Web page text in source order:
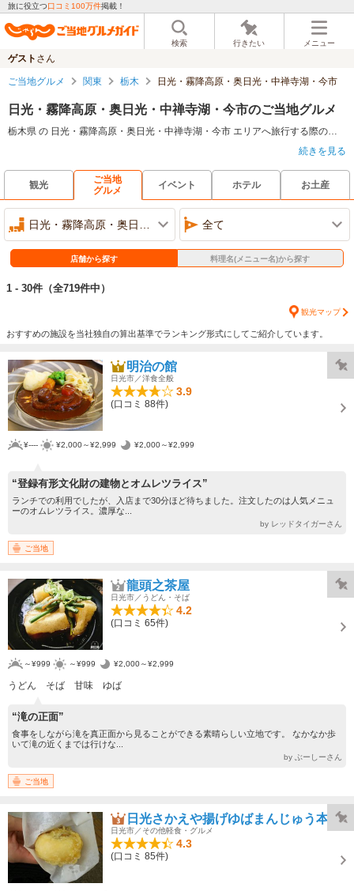
旅に役立つ口コミ100万件掲載！
検索 行きたい メニュー
ゲスト さん
ご当地グルメ 関東 栃木 日光・霧降高原・奥日光・中禅寺湖・今市
日光・霧降高原・奥日光・中禅寺湖・今市のご当地グルメ
栃木県 の 日光・霧降高原・奥日光・中禅寺湖・今市 エリアへ旅行する際のグルメとしては、日光エリアの湯葉を使った「湯葉料理」、霧降高原エリアの特産品の「とちぎ霧降高原牛」を使った牛肉料理、奥日光で獲れたマスを山椒で煮込んだ「マスの山椒煮」、中禅寺湖エリアの中禅寺湖産のヒメマスを使った「ヒメマス料理」、今市エリアの特産だ蕎麦の実を使って作られた「今市そば」などがある。
続きを見る
観光
ご当地
グルメ
イベント ホテル お土産
日光・霧降高原・奥日光・中禅寺湖・今市 全て
店舗から探す 料理名(メニュー名)から探す
1 - 30件 （全719件中）
観光マップ
おすすめの施設を当社独自の算出基準でランキング形式にしてご紹介しています。
明治の館
日光市／洋食全般
3.9
(口コミ 88件)
¥---- ¥2,000～¥2,999 ¥2,000～¥2,999
“登録有形文化財の建物とオムレツライス”
ランチでの利用でしたが、入店まで30分ほど待ちました。注文したのは人気メニュ
ーのオムレツライス。濃厚な...
by レッドタイガーさん
ご当地
龍頭之茶屋
日光市／うどん・そば
4.2
(口コミ 65件)
～¥999 ～¥999 ¥2,000～¥2,999
うどん そば 甘味 ゆば
“滝の正面”
食事をしながら滝を真正面から見ることができる素晴らしい立地です。 なかなか歩
いて滝の近くまでは行けな...
by ぶーしーさん
ご当地
日光さかえや揚げゆばまんじゅう本舗
日光市／その他軽食・グルメ
4.3
(口コミ 85件)